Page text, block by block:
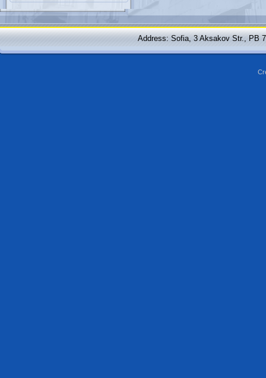
Address: Sofia, 3 Aksakov Str., PB